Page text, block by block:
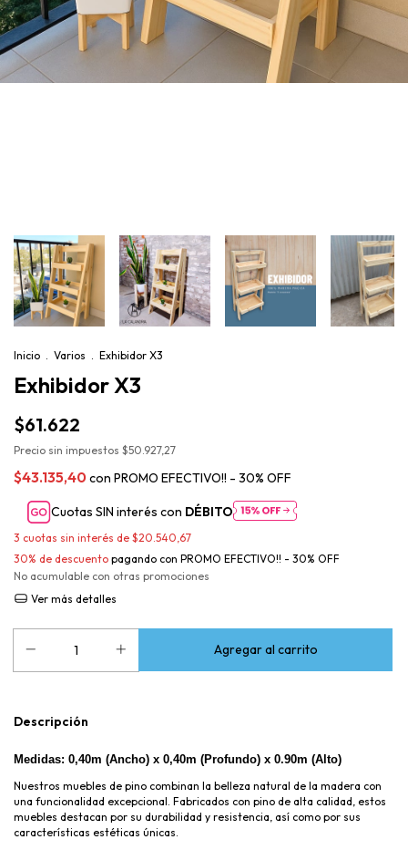
Inicio Varios Exhibidor X3
Exhibidor X3
$61.622
Precio sin impuestos $50.927,27
$43.135,40 con PROMO EFECTIVO!! - 30% OFF
Cuotas SIN interés con DÉBITO
3 cuotas sin interés de $20.540,67
30% de descuento pagando con PROMO EFECTIVO!! - 30% OFF
No acumulable con otras promociones
Ver más detalles
Descripción
Medidas: 0,40m (Ancho) x 0,40m (Profundo) x 0.90m (Alto)
Nuestros muebles de pino combinan la belleza natural de la madera con
una funcionalidad excepcional. Fabricados con pino de alta calidad, estos
muebles destacan por su durabilidad y resistencia, así como por sus
características estéticas únicas.